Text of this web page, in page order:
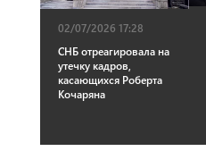
02/07/2026 17:28
СНБ отреагировала на
утечку кадров,
касающихся Роберта
Кочаряна